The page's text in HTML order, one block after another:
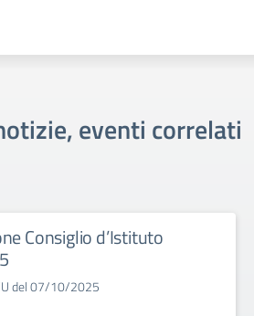
eventi correlati
Consiglio d’Istituto
del 07/10/2025